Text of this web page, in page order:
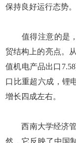
保持良好运行态势。
值得注意的是，
贸结构上的亮点。
值机电产品出口
口比重超六成，锂
增长四成左右。
西南大学经济管
然，它反映了中国